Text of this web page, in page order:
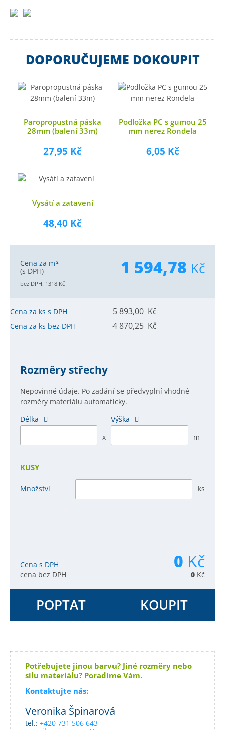
DOPORUČUJEME DOKOUPIT
Paropropustná páska
28mm (balení 33m)
27,95 Kč
Podložka PC s gumou 25
mm nerez Rondela
6,05 Kč
Vysátí a zatavení
48,40 Kč
Cena za m 2
(s DPH) 1 594,78 Kč
bez DPH: 1318 Kč
Cena za ks s DPH 5 893,00 Kč
Cena za ks bez DPH 4 870,25 Kč
Rozměry střechy
Nepovinné údaje. Po zadání se předvyplní vhodné
rozměry materiálu automaticky.
Délka
x
Výška
m
KUSY
Množství ks
Cena s DPH 0 Kč
cena bez DPH 0 Kč
POPTAT KOUPIT
Potřebujete jinou barvu? Jiné rozměry nebo
sílu materiálu? Poradíme Vám.
Kontaktujte nás:
Veronika Špinarová
tel.: +420 731 506 643